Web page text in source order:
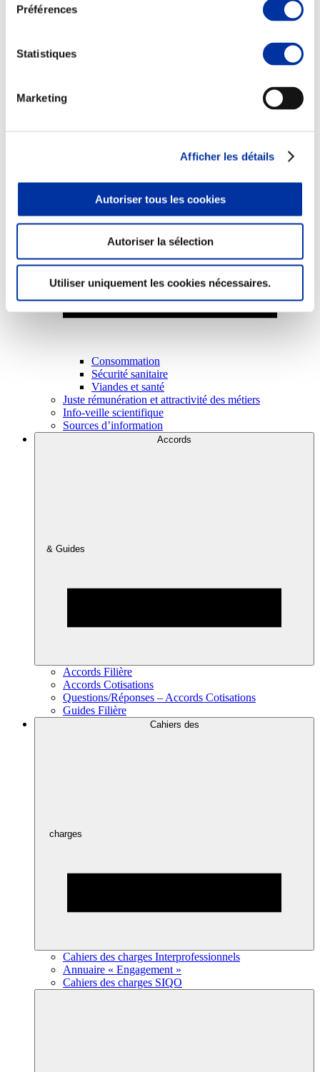
Préférences
Statistiques
Marketing
Afficher les détails
Autoriser tous les cookies
Autoriser la sélection
Utiliser uniquement les cookies nécessaires.
Consommation
Sécurité sanitaire
Viandes et santé
Juste rémunération et attractivité des métiers
Info-veille scientifique
Sources d’information
Accords
& Guides
Accords Filière
Accords Cotisations
Questions/Réponses – Accords Cotisations
Guides Filière
Cahiers des
charges
Cahiers des charges Interprofessionnels
Annuaire « Engagement »
Cahiers des charges SIQO